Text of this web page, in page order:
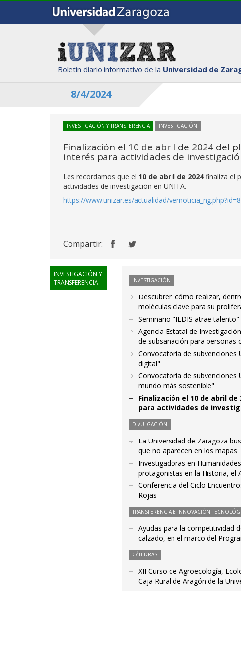
Boletín diario informativo de la Universidad de
8/4/2024
INVESTIGACIÓN Y TRANSFERENCIA INVESTIGACIÓN
Finalización el 10 de abril de 2024 del
interés para actividades de
Les recordamos que el 10 de abril de 2024finaliza el
actividades de investigación en UNITA.
https://www.unizar.es/actualidad/
Compartir:
INVESTIGACIÓN Y
TRANSFERENCIA
INVESTIGACIÓN
Descubren cómo realizar,
moléculas clave para su
Seminario "IEDIS atrae talento"
Agencia Estatal de
de subsanación para personas
Convocatoria de subvenciones
digital"
Convocatoria de subvenciones
mundo más sostenible"
Finalización el 10 de abril
para actividades de
DIVULGACIÓN
La Universidad de Zaragoza
que no aparecen en los mapas
Investigadoras en
protagonistas en la Historia, el
Conferencia del Ciclo
Rojas
TRANSFERENCIA E INNOVACIÓN
Ayudas para la competitividad
calzado, en el marco del
CÁTEDRAS
XII Curso de Agroecología,
Caja Rural de Aragón de la